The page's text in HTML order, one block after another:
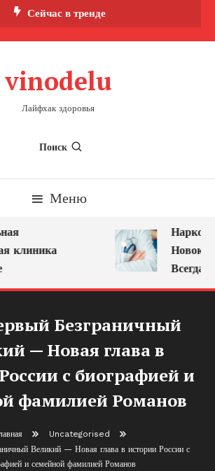
Сейчас в тренде
vinodelu
Лайфхак здоровья
Поиск
Меню
клиника
Всегда
Безграничный
— Новая глава в
с биографией и
фамилией Романов
Uncategorised
Великий — Новая глава в истории России с
и семейной фамилией Романов